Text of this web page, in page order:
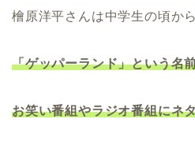
檜原洋平さんは中学生の頃から
「ゲッパーランド」という名
お笑い番組やラジオ番組にネ